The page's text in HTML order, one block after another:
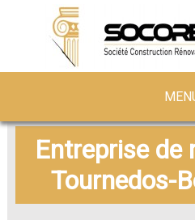
Entreprise de
Tournedos-